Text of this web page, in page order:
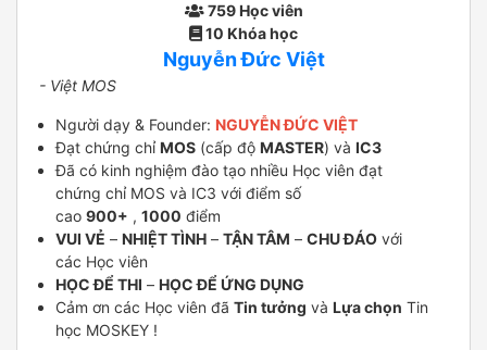
759 Học viên
10 Khóa học
Nguyễn Đức Việt
- Việt MOS
Người dạy & Founder: NGUYỄN ĐỨC VIỆT
Đạt chứng chỉMOS (cấp độ MASTER) và IC3
Đã có kinh nghiệm đào tạo nhiều Học viên đạt
chứng chỉ MOS và IC3 với điểm số
cao 900+ , 1000 điểm
VUI VẺ – NHIỆT TÌNH – TẬN TÂM – CHU ĐÁO với
các Học viên
HỌC ĐỂ THI – HỌC ĐỂ ỨNG DỤNG
Cảm ơn các Học viên đã Tin tưởng và Lựa chọn Tin
học MOSKEY !